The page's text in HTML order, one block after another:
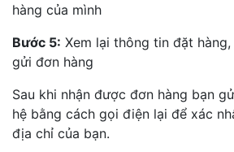
hàng của mình
Bước 5: Xem lại thông tin đặt
gửi đơn hàng
Sau khi nhận được đơn hàng bạn
hệ bằng cách gọi điện lại để xác
địa chỉ của bạn.